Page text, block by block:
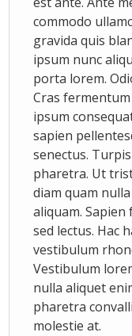
commodo
gravida quis
ipsum nunc
porta lorem.
Cras
ipsum
sapien
senectus.
pharetra. Ut
diam quam
aliquam.
sed lectus. Hac
vestibulum
Vestibulum
nulla aliquet
pharetra
molestie at.